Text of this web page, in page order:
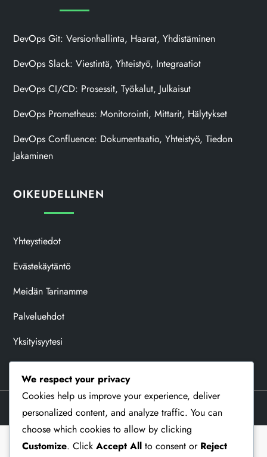
DevOps Git: Versionhallinta, Haarat, Yhdistäminen
DevOps Slack: Viestintä, Yhteistyö, Integraatiot
DevOps CI/CD: Prosessit, Työkalut, Julkaisut
DevOps Prometheus: Monitorointi, Mittarit, Hälytykset
DevOps Confluence: Dokumentaatio, Yhteistyö, Tiedon
Jakaminen
OIKEUDELLINEN
Yhteystiedot
Evästekäytäntö
Meidän Tarinamme
Palveluehdot
Yksityisyytesi
Theme Memorial Blog byKantipur Themes
We respect your privacy
Cookies help us improve your experience, deliver
personalized content, and analyze traffic. You can
choose which cookies to allow by clicking
Customize. Click Accept All to consent or Reject